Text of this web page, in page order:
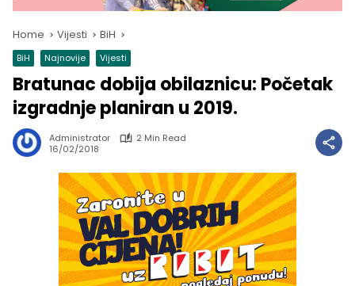
Home Vijesti BiH
BiH Najnovije Vijesti
Bratunac dobija obilaznicu: Početak
izgradnje planiran u 2019.
Administrator
2 Min Read
16/02/2018